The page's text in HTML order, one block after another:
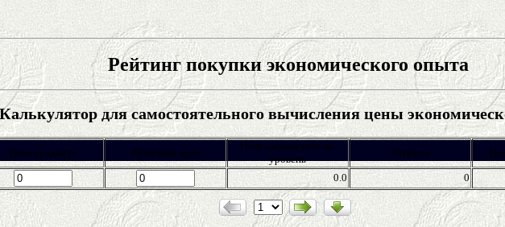
Рейтинг покупки экономического опыта
для самостоятельного вычисления цены
Цена предмета Рыночная цена
Получаемый эконом.
уровень
Затраты
0.0 0